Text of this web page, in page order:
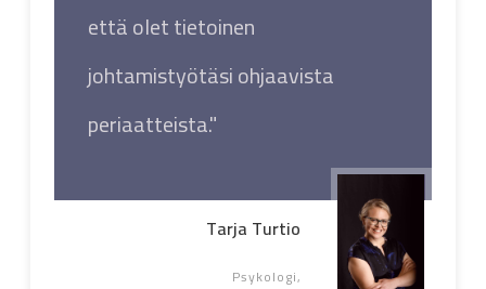
että olet tietoinen
johtamistyötäsi ohjaavista
periaatteista."
Tarja Turtio
Psykologi,